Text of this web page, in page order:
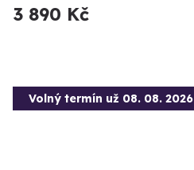
3 890 Kč
Volný termín už 08. 08. 2026